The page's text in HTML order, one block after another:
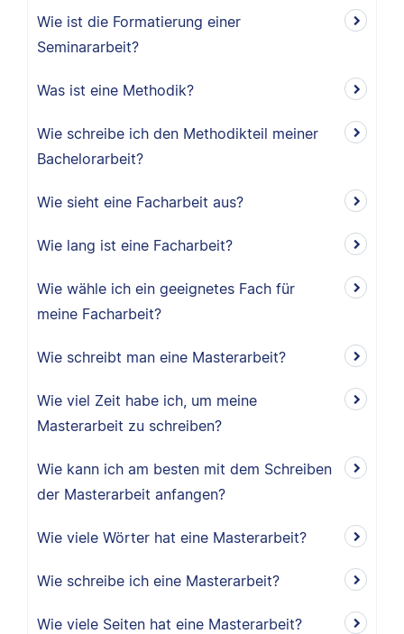
Wie ist die Formatierung einer
Seminararbeit?
Was ist eine Methodik?
Wie schreibe ich den Methodikteil meiner
Bachelorarbeit?
Wie sieht eine Facharbeit aus?
Wie lang ist eine Facharbeit?
Wie wähle ich ein geeignetes Fach für
meine Facharbeit?
Wie schreibt man eine Masterarbeit?
Wie viel Zeit habe ich, um meine
Masterarbeit zu schreiben?
Wie kann ich am besten mit dem Schreiben
der Masterarbeit anfangen?
Wie viele Wörter hat eine Masterarbeit?
Wie schreibe ich eine Masterarbeit?
Wie viele Seiten hat eine Masterarbeit?